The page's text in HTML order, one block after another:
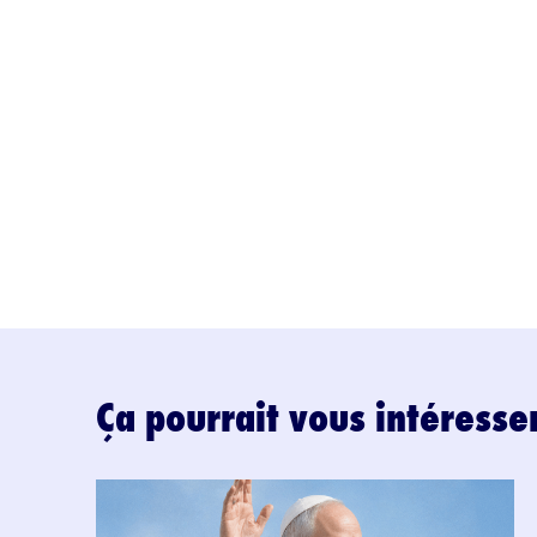
Ça pourrait vous